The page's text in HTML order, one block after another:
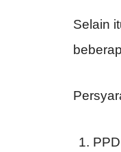
Selain